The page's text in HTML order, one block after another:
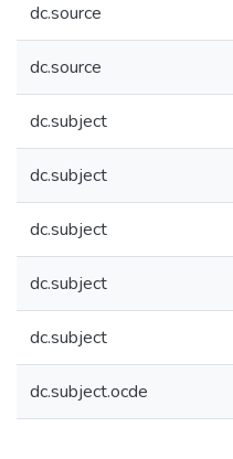
dc.source
dc.source
dc.subject
dc.subject
dc.subject
dc.subject
dc.subject
dc.subject.ocde